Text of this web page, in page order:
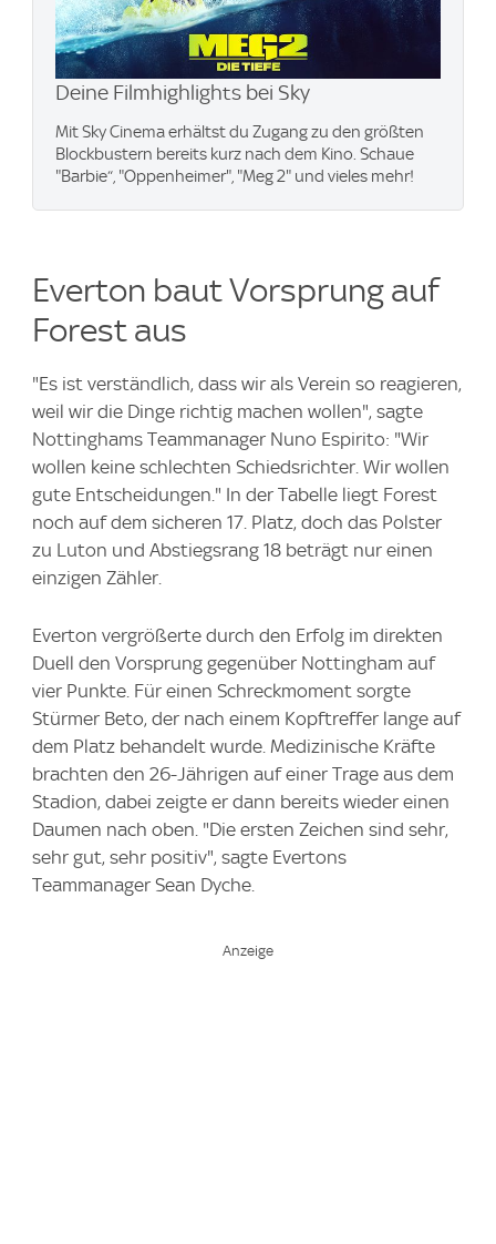
Deine Filmhighlights bei Sky
Mit Sky Cinema erhältst du Zugang zu den größten
Blockbustern bereits kurz nach dem Kino. Schaue
"Barbie“, "Oppenheimer", "Meg 2" und vieles mehr!
Everton baut Vorsprung auf
Forest aus
"Es ist verständlich, dass wir als Verein so reagieren,
weil wir die Dinge richtig machen wollen", sagte
Nottinghams Teammanager Nuno Espirito: "Wir
wollen keine schlechten Schiedsrichter. Wir wollen
gute Entscheidungen." In der Tabelle liegt Forest
noch auf dem sicheren 17. Platz, doch das Polster
zu Luton und Abstiegsrang 18 beträgt nur einen
einzigen Zähler.
Everton vergrößerte durch den Erfolg im direkten
Duell den Vorsprung gegenüber Nottingham auf
vier Punkte. Für einen Schreckmoment sorgte
Stürmer Beto, der nach einem Kopftreffer lange auf
dem Platz behandelt wurde. Medizinische Kräfte
brachten den 26-Jährigen auf einer Trage aus dem
Stadion, dabei zeigte er dann bereits wieder einen
Daumen nach oben. "Die ersten Zeichen sind sehr,
sehr gut, sehr positiv", sagte Evertons
Teammanager Sean Dyche.